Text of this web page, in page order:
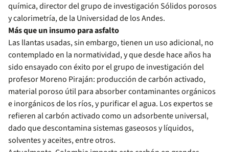
química, director del grupo de investigación Sólidos porosos
y calorimetría, de la Universidad de los Andes.
Más que un insumo para asfalto
Las llantas usadas, sin embargo, tienen un uso adicional, no
contemplado en la normatividad, y que desde hace años ha
sido ensayado con éxito por el grupo de investigación del
profesor Moreno Piraján: producción de carbón activado,
material poroso útil para absorber contaminantes orgánicos
e inorgánicos de los ríos, y purificar el agua. Los expertos se
refieren al carbón activado como un adsorbente universal,
dado que descontamina sistemas gaseosos y líquidos,
solventes y aceites, entre otros.